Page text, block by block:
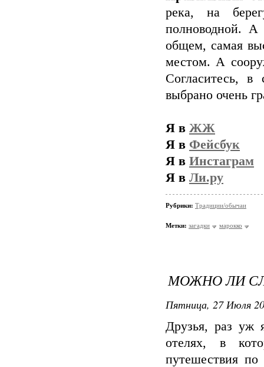
река, на
полноводной.
общем, самая
местом. А
Согласитесь,
выбрано очень
Я в ЖЖ
Я в Фейсбук
Я в Инстаграм
Я в Ли.ру
Рубрики: Традиции/обычаи
Метки: загадки марокко
МОЖНО ЛИ
Пятница, 27 Июля
Друзья, раз уж
отелях, в
путешествия